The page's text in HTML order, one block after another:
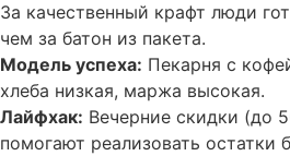
За качественный крафт люди
чем за батон из пакета.
Модель успеха: Пекарня с
хлеба низкая, маржа высокая.
Лайфхак: Вечерние скидки (до
помогают реализовать остатки